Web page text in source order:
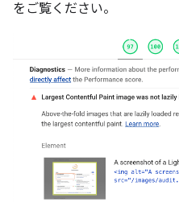
をご覧ください。